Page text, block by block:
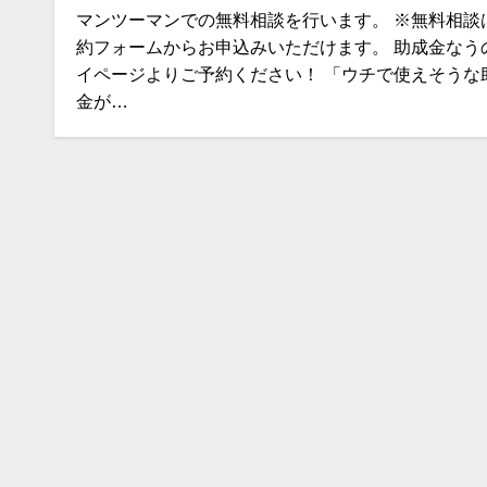
マンツーマンでの無料相談を行います。 ※無料相談
約フォームからお申込みいただけます。 助成金なう
イページよりご予約ください！ 「ウチで使えそうな
金が…